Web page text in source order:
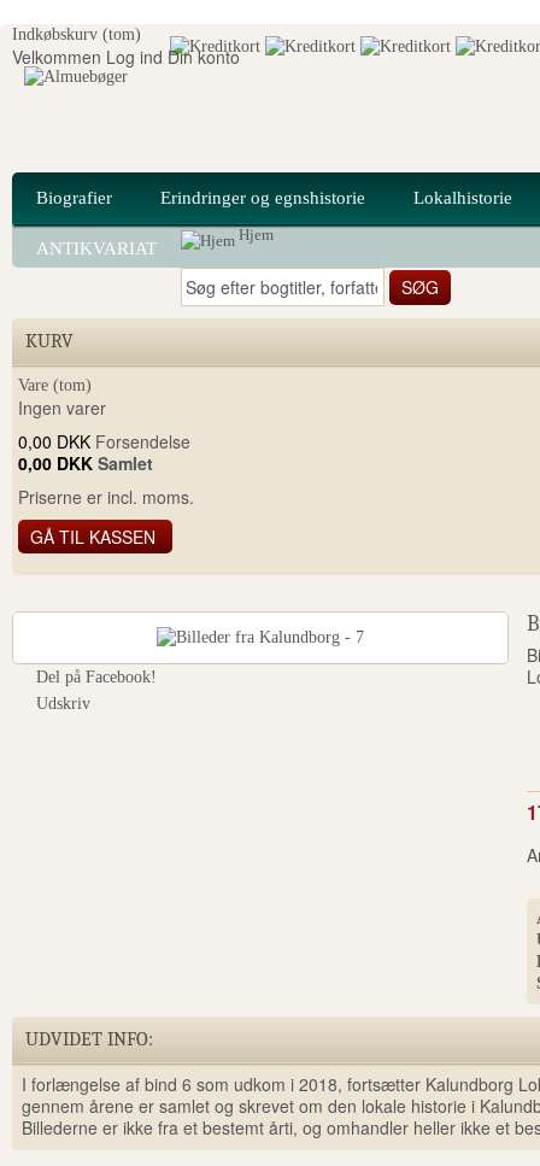
Indkøbskurv (tom)
Velkommen Log ind Din konto
Biografier Erindringer og egnshistorie Lokalhistorie
ANTIKVARIAT
Hjem
KURV
Vare (tom)
Ingen varer
0,00 DKK Forsendelse
0,00 DKK Samlet
Priserne er incl. moms.
GÅ TIL KASSEN
Del på Facebook!
Udskriv
UDVIDET INFO:
I forlængelse af bind 6 som udkom i 2018, fortsætter Kalundborg
gennem årene er samlet og skrevet om den lokale historie i
Billederne er ikke fra et bestemt årti, og omhandler heller ikke et